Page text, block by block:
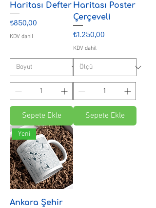
Haritası Defter
Fiyat
₺850,00
KDV dahil
Sepete Ekle
Haritası Poster
Çerçeveli
Fiyat
₺1.250,00
KDV dahil
Sepete Ekle
Yeni
Ankara Şehir